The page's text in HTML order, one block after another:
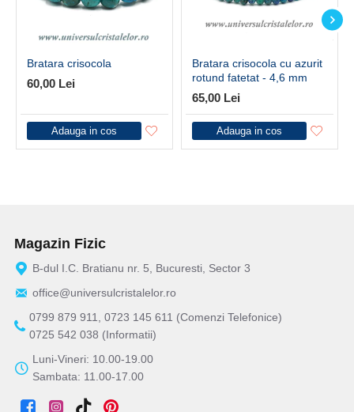
Bratara crisocola
60,00 Lei
Adauga in cos
Bratara crisocola cu azurit
rotund fatetat - 4,6 mm
65,00 Lei
Adauga in cos
Magazin Fizic
B-dul I.C. Bratianu nr. 5, Bucuresti, Sector 3
office@universulcristalelor.ro
0799 879 911, 0723 145 611 (Comenzi Telefonice)
0725 542 038 (Informatii)
Luni-Vineri: 10.00-19.00
Sambata: 11.00-17.00